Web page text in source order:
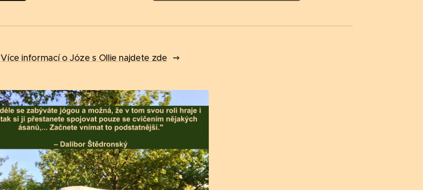
Více informací o Józe s Ollie najdete zde